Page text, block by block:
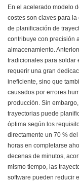
En el acelerado modelo
costes son claves para
de planificación de
contribuye con precisión
almacenamiento.
tradicionales para soldar
requerir una gran
ineficiente, sino que
causados ​​por errores
producción. Sin
trayectorias puede
óptima según los
directamente un 70 %
horas en completarse
decenas de minutos,
mismo tiempo, las
software pueden reducir